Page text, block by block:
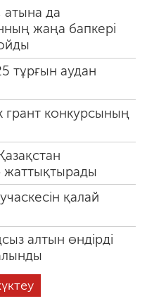
да
жаңа бапкері
тұрғын аудан
грант конкурсының
қалай
алтын өндірді